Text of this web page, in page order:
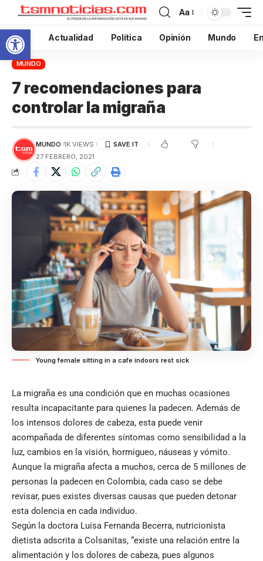
Abrir barra de herramientas
Aa
Inicio Actualidad Política Opinión Mundo
MUNDO
7 recomendaciones para
controlar la migraña
MUNDO 1K VIEWS
27 FEBRERO, 2021
Young female sitting in a cafe indoors rest sick
La migraña es una condición que en muchas ocasiones
resulta incapacitante para quienes la padecen. Además de
los intensos dolores de cabeza, esta puede venir
acompañada de diferentes síntomas como sensibilidad a la
luz, cambios en la visión, hormigueo, náuseas y vómito.
Aunque la migraña afecta a muchos, cerca de 5 millones de
personas la padecen en Colombia, cada caso se debe
revisar, pues existes diversas causas que pueden detonar
esta dolencia en cada individuo.
Según la doctora Luisa Fernanda Becerra, nutricionista
dietista adscrita a Colsanitas, “existe una relación entre la
alimentación y los dolores de cabeza, pues algunos